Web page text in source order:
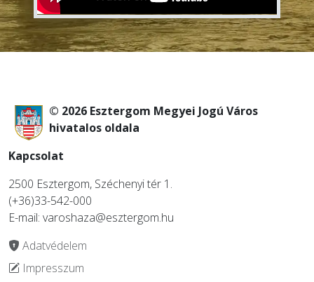
© 2026 Esztergom Megyei Jogú Város
hivatalos oldala
Kapcsolat
2500 Esztergom, Széchenyi tér 1.
(+36)33-542-000
E-mail: varoshaza@esztergom.hu
Adatvédelem
Impresszum